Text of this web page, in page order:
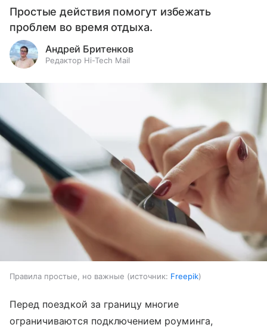
Простые действия помогут избежать
проблем во время отдыха.
Андрей Бритенков
Редактор Hi-Tech Mail
Правила простые, но важные источник: Freepik
Перед поездкой за границу многие
ограничиваются подключением роуминга,